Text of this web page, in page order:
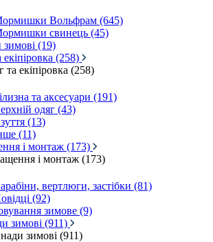
Вольфрам (645)
свинець (45)
(19)
(258)
та екіпіровка (258)
та аксесуари (191)
одяг (43)
(13)
(11)
і монтаж (173)
і монтаж (173)
вертлюги, застібки (81)
(92)
зимове (9)
зимові (911)
зимові (911)